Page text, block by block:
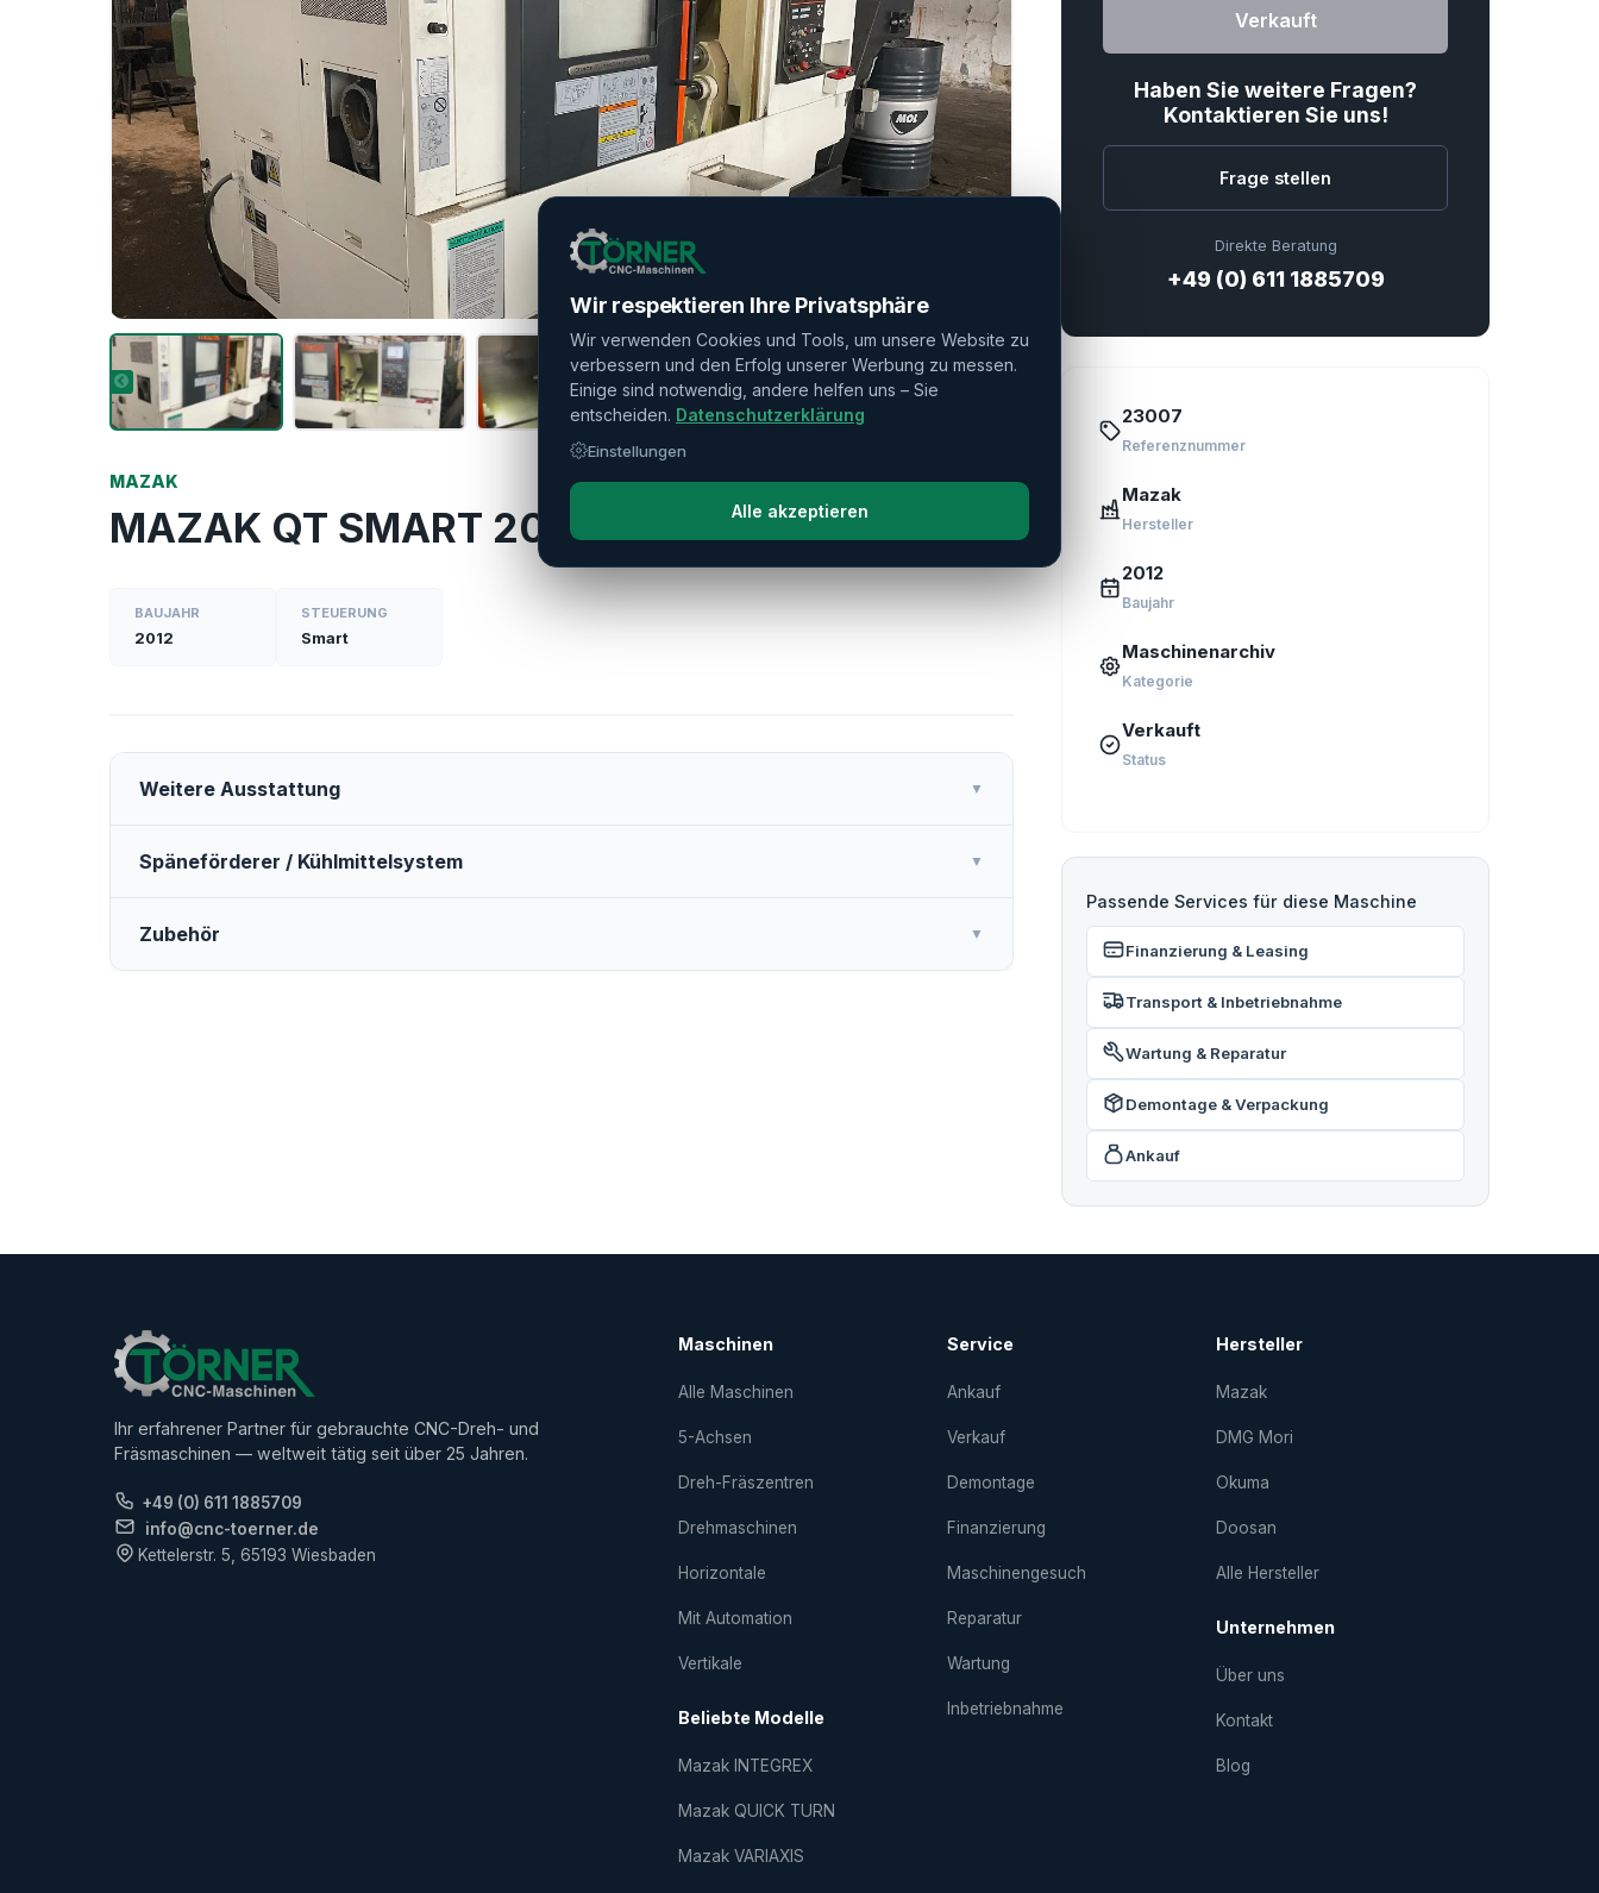
MAZAK
MAZAK QT SMART 200M (500U)
BAUJAHR
2012
STEUERUNG
Smart
Weitere Ausstattung ▼
Späneförderer / Kühlmittelsystem ▼
Zubehör ▼
Verkauft
Haben Sie weitere Fragen?
Kontaktieren Sie uns!
Frage stellen
Direkte Beratung
+49 (0) 611 1885709
23007
Referenznummer
Mazak
Hersteller
2012
Baujahr
Maschinenarchiv
Kategorie
Verkauft
Status
Passende Services für diese Maschine
Finanzierung & Leasing
Transport & Inbetriebnahme
Wartung & Reparatur
Demontage & Verpackung
Ankauf
Ihr erfahrener Partner für gebrauchte CNC-Dreh- und
Fräsmaschinen — weltweit tätig seit über 25 Jahren.
+49 (0) 611 1885709
info@cnc-toerner.de
Kettelerstr. 5, 65193 Wiesbaden
Maschinen
Alle Maschinen
5-Achsen
Dreh-Fräs­zentren
Drehmaschinen
Horizontale
Mit Automation
Vertikale
Beliebte Modelle
Mazak INTEGREX
Mazak QUICK TURN
Mazak VARIAXIS
Service
Ankauf
Verkauf
Demontage
Finanzierung
Maschinengesuch
Reparatur
Wartung
Inbetriebnahme
Hersteller
Mazak
DMG Mori
Okuma
Doosan
Alle Hersteller
Unternehmen
Über uns
Kontakt
Blog
Wir respektieren Ihre Privatsphäre
Wir verwenden Cookies und Tools, um unsere Website zu
verbessern und den Erfolg unserer Werbung zu messen.
Einige sind notwendig, andere helfen uns – Sie
entscheiden. Datenschutzerklärung
Einstellungen
Alle akzeptieren